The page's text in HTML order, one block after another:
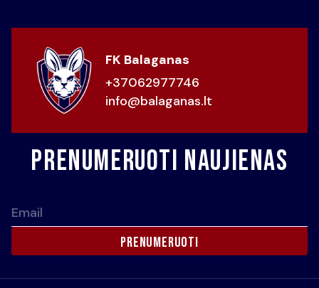
FK Balaganas
+37062977746
info@balaganas.lt
Prenumeruoti naujienas
Email